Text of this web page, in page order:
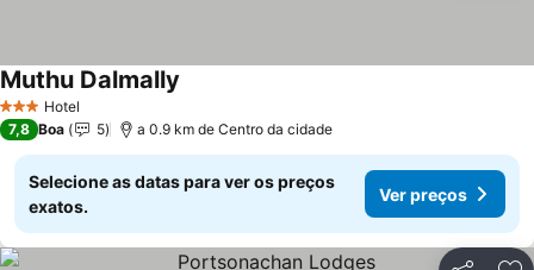
3 EstrelasHotel
Muthu Dalmally
7,8 Boa 5 a 0.9 km de Centro da cidade
Selecione as datas para ver os preços
exatos.
Ver preços